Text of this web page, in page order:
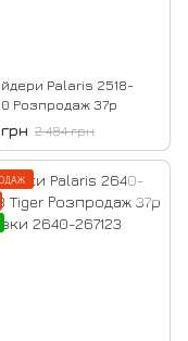
Palaris 2518-
Розпродаж 37р
2 484 грн